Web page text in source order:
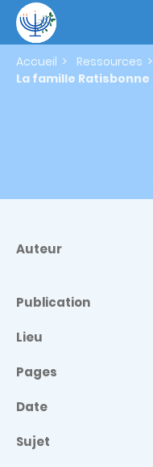
contenu
principal
Accueil Ressources
La famille Ratisbonne
Auteur
Publication
Lieu
Pages
Date
Sujet